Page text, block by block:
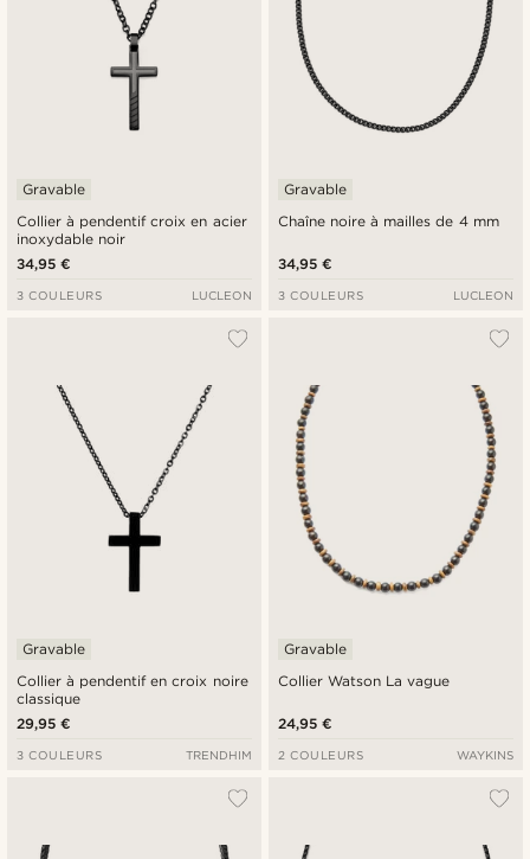
Collier à pendentif croix en acier
inoxydable noir
Gravable
34,95 €
3 COULEURS LUCLEON
Chaîne noire à mailles de 4 mm
Gravable
34,95 €
3 COULEURS LUCLEON
Collier à pendentif en croix noire
classique
Gravable
29,95 €
3 COULEURS TRENDHIM
Collier Watson La vague
Gravable
24,95 €
2 COULEURS WAYKINS